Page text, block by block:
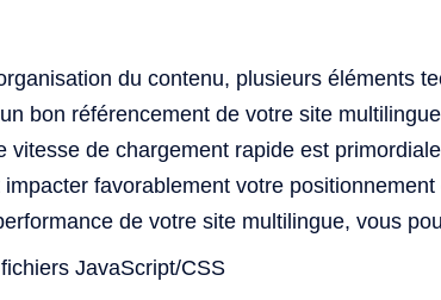
du contenu, plusieurs éléments
bon référencement de votre site
vitesse de chargement rapide est
favorablement votre
de votre site multilingue, vous
JavaScript/CSS